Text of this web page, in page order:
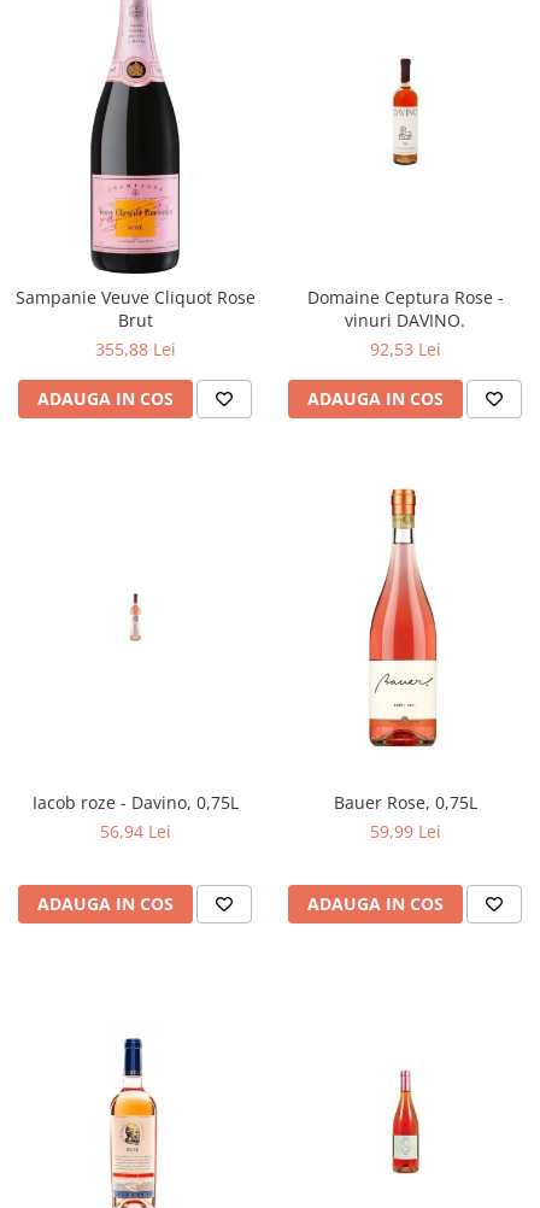
Sampanie Veuve Cliquot Rose
Brut
355,88 Lei
ADAUGA IN COS
Domaine Ceptura Rose -
vinuri DAVINO.
92,53 Lei
ADAUGA IN COS
Iacob roze - Davino, 0,75L
56,94 Lei
ADAUGA IN COS
Bauer Rose, 0,75L
59,99 Lei
ADAUGA IN COS